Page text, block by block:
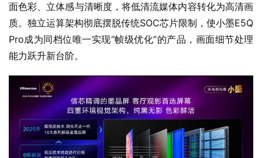
面色彩、立体感与清晰度，将低清流媒体内容转化为高清画
质。独立运算架构彻底摆脱传统SOC芯片限制，使小墨E5Q
Pro成为同档位唯一实现“帧级优化”的产品，画面细节处理
能力跃升新台阶。